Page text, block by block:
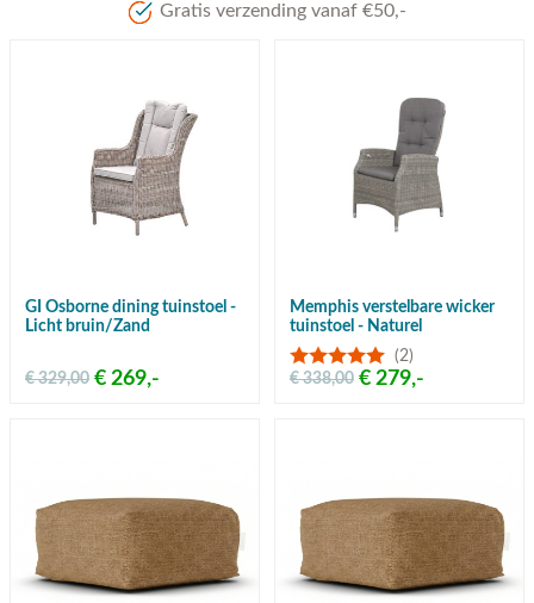
Meer dan 80 jaar ervaring
GI Osborne dining tuinstoel -
Licht bruin/Zand
€ 269,-
€ 329,00
Memphis verstelbare wicker
tuinstoel - Naturel
(2)
€ 279,-
€ 338,00